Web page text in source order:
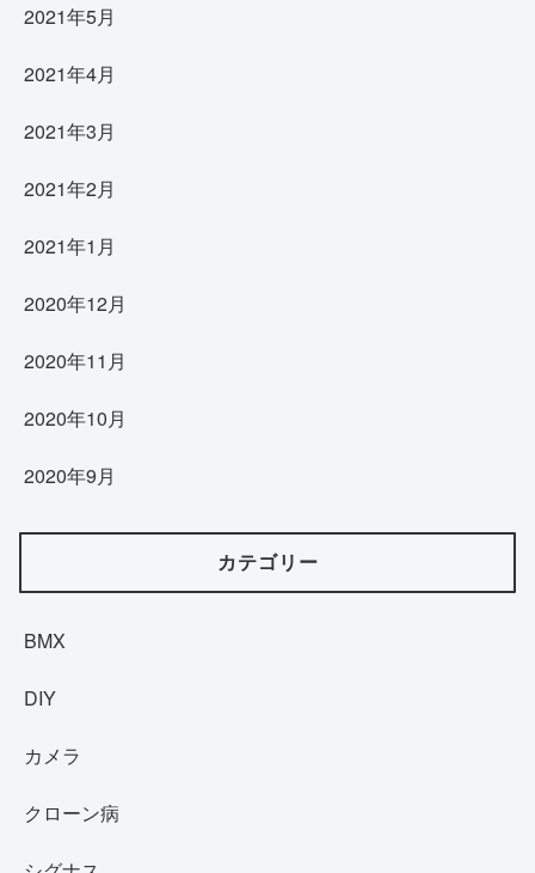
2021年5月
2021年4月
2021年3月
2021年2月
2021年1月
2020年12月
2020年11月
2020年10月
2020年9月
カテゴリー
BMX
DIY
カメラ
クローン病